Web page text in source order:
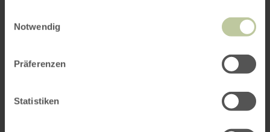
Notwendig
Präferenzen
Statistiken